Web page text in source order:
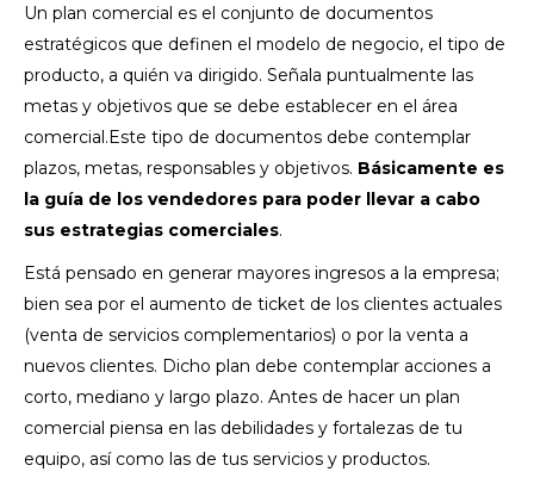
Un plan comercial es el conjunto de documentos
estratégicos que definen el modelo de negocio, el tipo de
producto, a quién va dirigido. Señala puntualmente las
metas y objetivos que se debe establecer en el área
comercial.Este tipo de documentos debe contemplar
plazos, metas, responsables y objetivos. Básicamente es
la guía de los vendedores para poder llevar a cabo
sus estrategias comerciales.
Está pensado en generar mayores ingresos a la empresa;
bien sea por el aumento de ticket de los clientes actuales
(venta de servicios complementarios) o por la venta a
nuevos clientes. Dicho plan debe contemplar acciones a
corto, mediano y largo plazo. Antes de hacer un plan
comercial piensa en las debilidades y fortalezas de tu
equipo, así como las de tus servicios y productos.